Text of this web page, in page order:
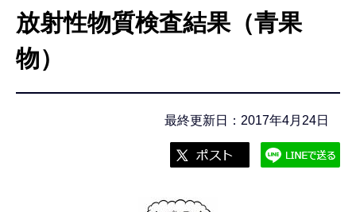
放射性物質検査結果（青果
物）
最終更新日：2017年4月24日